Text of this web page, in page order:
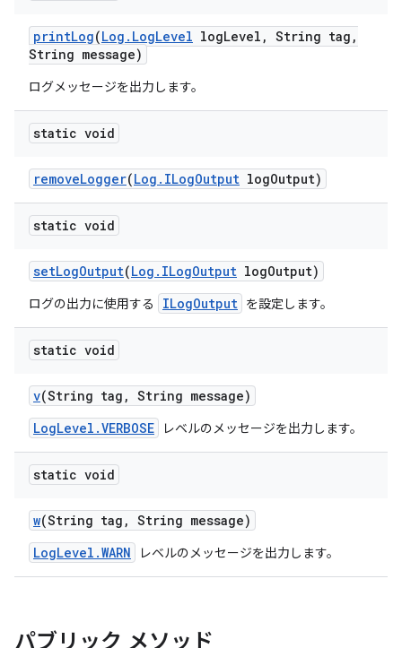
printLog(Log . LogLevel logLevel , String tag ,
String message)
ログメッセージを出力します。
static void
removeLogger(Log . ILogOutput logOutput)
static void
setLogOutput(Log . ILogOutput logOutput)
ログの出力に使用する ILogOutput を設定します。
static void
v(String tag , String message)
LogLevel.VERBOSE
レベルのメッセージを出力します。
static void
w(String tag , String message)
LogLevel.WARN
レベルのメッセージを出力します。
パブリック メソッド